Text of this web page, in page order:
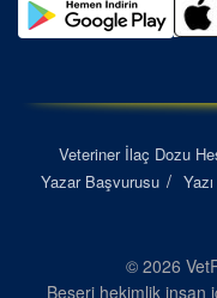
Veteriner İlaç Dozu
Yazar Başvurusu
© 2026
Beşeri hekimlik insan